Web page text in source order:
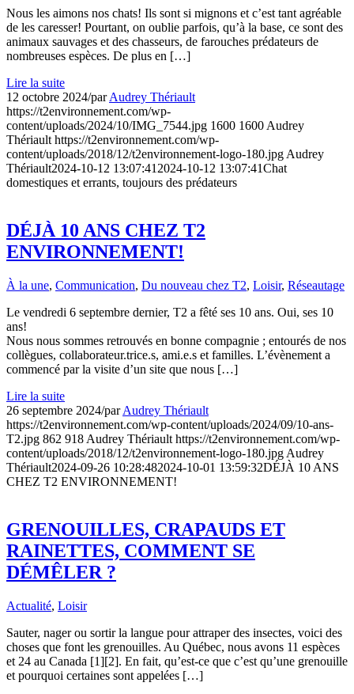
Nous les aimons nos chats! Ils sont si mignons et c’est tant agréable
de les caresser! Pourtant, on oublie parfois, qu’à la base, ce sont des
animaux sauvages et des chasseurs, de farouches prédateurs de
nombreuses espèces. De plus en […]
Lire la suite
12 octobre 2024/parAudrey Thériault
https://t2environnement.com/wp-
content/uploads/2024/10/IMG_7544.jpg 1600 1600 Audrey
Thériault https://t2environnement.com/wp-
content/uploads/2018/12/t2environnement-logo-180.jpg Audrey
Thériault2024-10-12 13:07:41 2024-10-12 13:07:41Chat
domestiques et errants, toujours des prédateurs
DÉJÀ 10 ANS CHEZ T2
ENVIRONNEMENT!
À la une, Communication, Du nouveau chez T2, Loisir, Réseautage
Le vendredi 6 septembre dernier, T2 a fêté ses 10 ans. Oui, ses 10
ans!
Nous nous sommes retrouvés en bonne compagnie ; entourés de nos
collègues, collaborateur.trice.s, ami.e.s et familles. L’évènement a
commencé par la visite d’un site que nous […]
Lire la suite
26 septembre 2024/parAudrey Thériault
https://t2environnement.com/wp-content/uploads/2024/09/10-ans-
T2.jpg 862 918 Audrey Thériault https://t2environnement.com/wp-
content/uploads/2018/12/t2environnement-logo-180.jpg Audrey
Thériault2024-09-26 10:28:482024-10-01 13:59:32DÉJÀ 10 ANS
CHEZ T2 ENVIRONNEMENT!
GRENOUILLES, CRAPAUDS ET
RAINETTES, COMMENT SE
DÉMÊLER ?
Actualité, Loisir
Sauter, nager ou sortir la langue pour attraper des insectes, voici des
choses que font les grenouilles. Au Québec, nous avons 11 espèces
et 24 au Canada [1][2]. En fait, qu’est-ce que c’est qu’une grenouille
et pourquoi certaines sont appelées […]